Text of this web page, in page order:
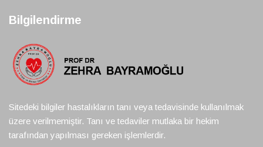
Bilgilendirme
Sitedeki bilgiler hastalıkların tanı veya tedavisinde kullanılmak
üzere verilmemiştir. Tanı ve tedaviler mutlaka bir hekim
tarafından yapılması gereken işlemlerdir.